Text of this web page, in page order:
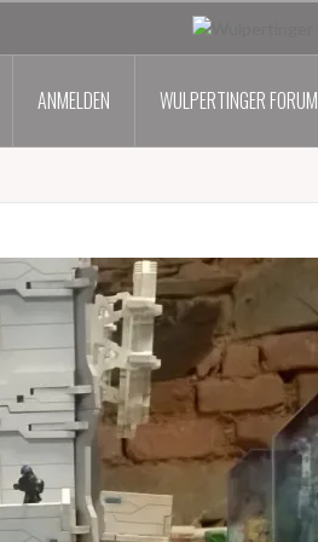
ANMELDEN WULPERTINGER FORUM